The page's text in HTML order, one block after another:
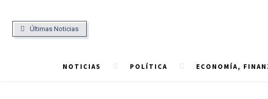
Últimas Noticias
NOTICIAS POLÍTICA ECONOMÍA,